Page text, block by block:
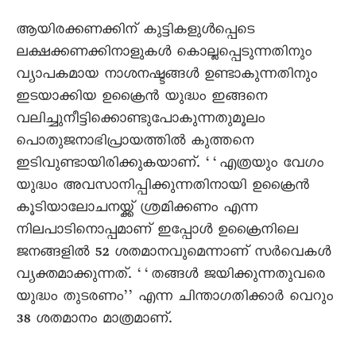
ആയിരക്കണക്കിന് കുട്ടികളുൾപ്പെടെ
ലക്ഷക്കണക്കിനാളുകൾ കൊല്ലപ്പെടുന്നതിനും
വ്യാപകമായ നാശനഷ്ടങ്ങൾ ഉണ്ടാകുന്നതിനും
ഇടയാക്കിയ ഉക്രൈൻ യുദ്ധം ഇങ്ങനെ
വലിച്ചുനീട്ടിക്കൊണ്ടുപോകുന്നതുമൂലം
പൊതുജനാഭിപ്രായത്തിൽ കുത്തനെ
ഇടിവുണ്ടായിരിക്കുകയാണ്. ‘‘എത്രയും വേഗം
യുദ്ധം അവസാനിപ്പിക്കുന്നതിനായി ഉക്രൈൻ
കൂടിയാലോചനയ്ക്ക് ശ്രമിക്കണം എന്ന
നിലപാടിനൊപ്പമാണ് ഇപ്പോൾ ഉക്രൈനിലെ
ജനങ്ങളിൽ 52 ശതമാനവുമെന്നാണ് സർവെകൾ
വ്യക്തമാക്കുന്നത്. ‘‘തങ്ങൾ ജയിക്കുന്നതുവരെ
യുദ്ധം തുടരണം’’ എന്ന ചിന്താഗതിക്കാർ വെറും
38 ശതമാനം മാത്രമാണ്.